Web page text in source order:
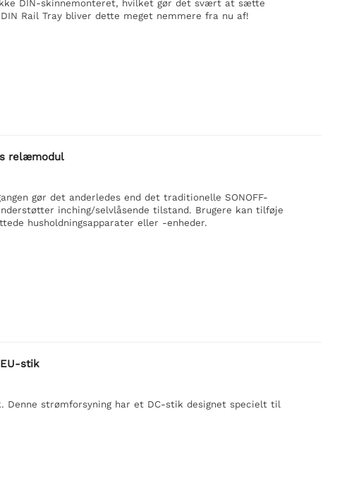
DIN-skinnemonteret, hvilket gør det svært at sætte
Rail Tray bliver dette meget nemmere fra nu af!
relæmodul
gør det anderledes end det traditionelle SONOFF-
inching/selvlåsende tilstand. Brugere kan tilføje
husholdningsapparater eller -enheder.
stik
Denne strømforsyning har et DC-stik designet specielt til